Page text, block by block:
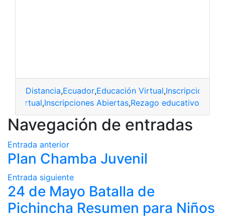
Distancia,Ecuador,Educación Virtual,Inscripciones
Virtual,Inscripciones Abiertas,Rezago educativo
Navegación de entradas
Entrada anterior
Plan Chamba Juvenil
Entrada siguiente
24 de Mayo Batalla de
Pichincha Resumen para Niños